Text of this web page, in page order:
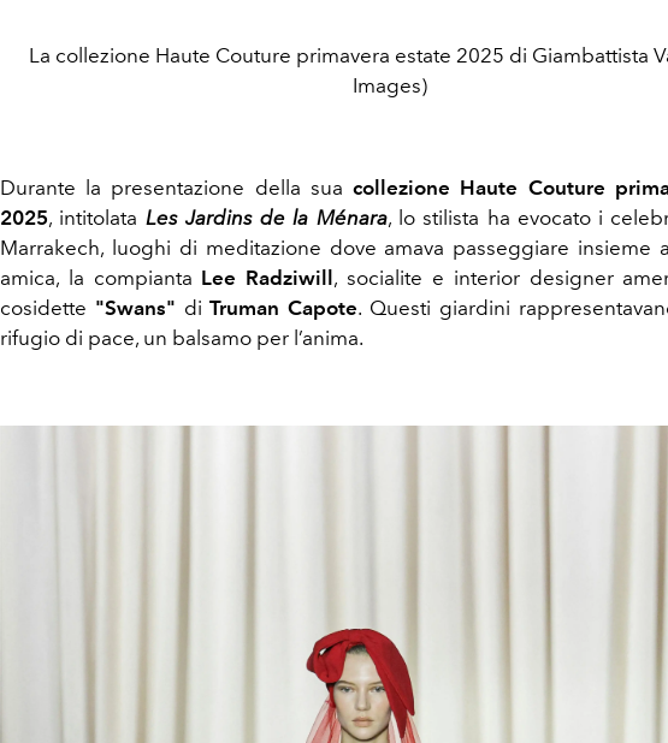
La collezione Haute Couture primavera estate 2025 di Giambattista
Images)
Durante la presentazione della suacollezione Haute Couture
2025, intitolata Les Jardins de la Ménara, lo stilista ha evocato i
Marrakech, luoghi di meditazione dove amava passeggiare insieme
amica, la compianta Lee Radziwill, socialite e interior designer
cosidette "Swans" di Truman Capote. Questi giardini
rifugio di pace, un balsamo per l’anima.